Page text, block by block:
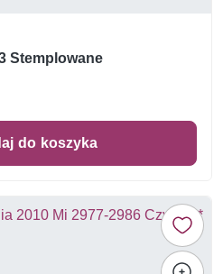
Stemplowane
do koszyka